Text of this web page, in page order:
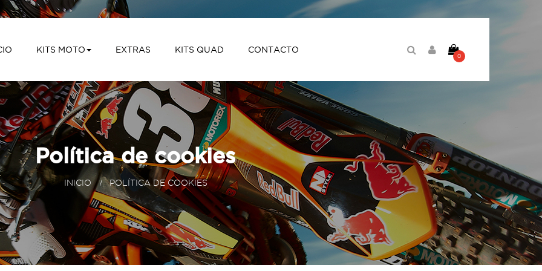
KITS MOTO EXTRAS KITS QUAD CONTACTO
0
INICIO >POLÍTICA DE COOKIES
Política de cookies